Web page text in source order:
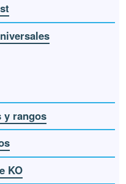
y rangos
KO